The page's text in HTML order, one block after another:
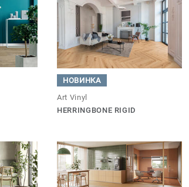
НОВИНКА
Art Vinyl
HERRINGBONE RIGID